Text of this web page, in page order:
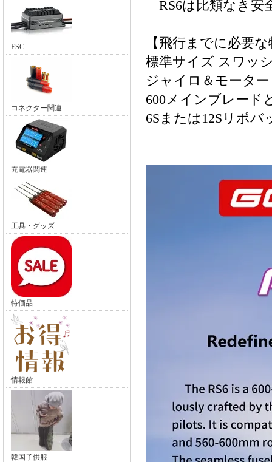
ESC
コネクター関連
充電器関連
工具・グッズ
特価品
情報館
韓国子供服
RS6は比類なき安
【飛行までに必要
標準サイズ スワッ
ジャイロ＆モーター
600メインブレード
6Sまたは12Sリポバ